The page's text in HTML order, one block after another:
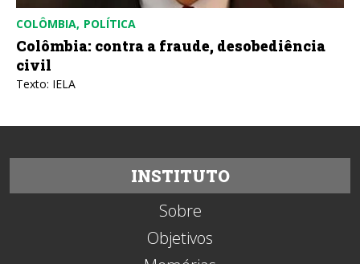
COLÔMBIA POLÍTICA
Colômbia: contra a fraude, desobediência
civil
Texto: IELA
INSTITUTO
Sobre
Objetivos